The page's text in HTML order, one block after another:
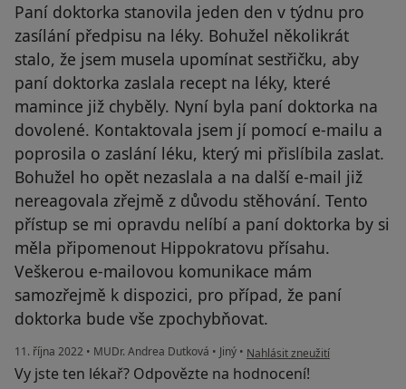
Paní doktorka stanovila jeden den v týdnu pro
zasílání předpisu na léky. Bohužel několikrát
stalo, že jsem musela upomínat sestřičku, aby
paní doktorka zaslala recept na léky, které
mamince již chyběly. Nyní byla paní doktorka na
dovolené. Kontaktovala jsem jí pomocí e-mailu a
poprosila o zaslání léku, který mi přislíbila zaslat.
Bohužel ho opět nezaslala a na další e-mail již
nereagovala zřejmě z důvodu stěhování. Tento
přístup se mi opravdu nelíbí a paní doktorka by si
měla připomenout Hippokratovu přísahu.
Veškerou e-mailovou komunikace mám
samozřejmě k dispozici, pro případ, že paní
doktorka bude vše zpochybňovat.
11. října 2022 • MUDr. Andrea Dutková • Jiný • podle názoru uživatele Lucie D.
Nahlásit zneužití
Vy jste ten lékař? Odpovězte na hodnocení!